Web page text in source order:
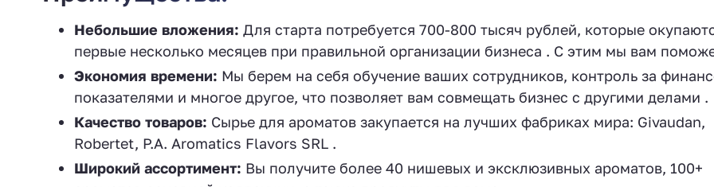
Небольшие вложения: Для старта потребуется 700-800 тысяч рублей, которые
первые несколько месяцев при правильной организации бизнеса . С этим мы вам
Экономия времени: Мы берем на себя обучение ваших сотрудников, контроль за
показателями и многое другое, что позволяет вам совмещать бизнес с другими делами .
Качество товаров: Сырье для ароматов закупается на лучших фабриках мира: Givaudan,
Robertet, P.A. Aromatics Flavors SRL .
Широкий ассортимент: Вы получите более 40 нишевых и эксклюзивных ароматов, 100+